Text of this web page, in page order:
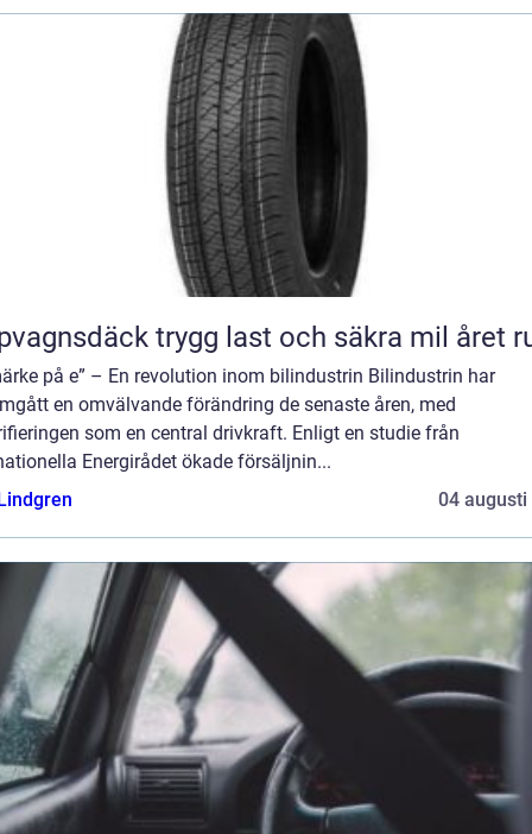
Släpvagnsdäck trygg last och säkra mil året
på e” – En revolution inom bilindustrin Bilindustrin har
en omvälvande förändring de senaste åren, med
som en central drivkraft. Enligt en studie från
Energirådet ökade försäljnin...
04 augusti